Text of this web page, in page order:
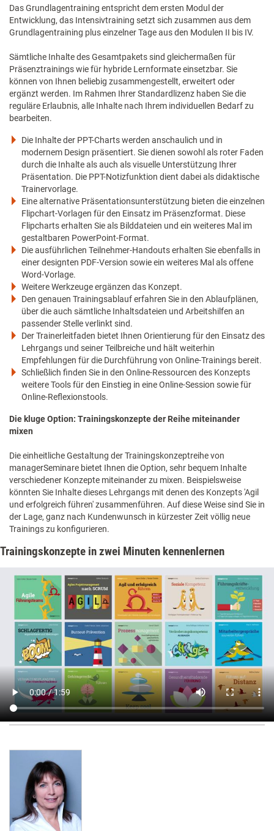
Das Grundlagentraining entspricht dem ersten Modul der
Entwicklung, das Intensivtraining setzt sich zusammen aus dem
Grundlagentraining plus einzelner Tage aus den Modulen II bis IV.
Sämtliche Inhalte des Gesamtpakets sind gleichermaßen für
Präsenztrainings wie für hybride Lernformate einsetzbar. Sie
können von Ihnen beliebig zusammengestellt, erweitert oder
ergänzt werden. Im Rahmen Ihrer Standardlizenz haben Sie die
reguläre Erlaubnis, alle Inhalte nach Ihrem individuellen Bedarf zu
bearbeiten.
Die Inhalte der PPT-Charts werden anschaulich und in
modernem Design präsentiert. Sie dienen sowohl als roter Faden
durch die Inhalte als auch als visuelle Unterstützung Ihrer
Präsentation. Die PPT-Notizfunktion dient dabei als didaktische
Trainervorlage.
Eine alternative Präsentationsunterstützung bieten die einzelnen
Flipchart-Vorlagen für den Einsatz im Präsenzformat. Diese
Flipcharts erhalten Sie als Bilddateien und ein weiteres Mal im
gestaltbaren PowerPoint-Format.
Die ausführlichen Teilnehmer-Handouts erhalten Sie ebenfalls in
einer designten PDF-Version sowie ein weiteres Mal als offene
Word-Vorlage.
Weitere Werkzeuge ergänzen das Konzept.
Den genauen Trainingsablauf erfahren Sie in den Ablaufplänen,
über die auch sämtliche Inhaltsdateien und Arbeitshilfen an
passender Stelle verlinkt sind.
Der Trainerleitfaden bietet Ihnen Orientierung für den Einsatz des
Lehrgangs und seiner Teilbreiche und hält weiterhin
Empfehlungen für die Durchführung von Online-Trainings bereit.
Schließlich finden Sie in den Online-Ressourcen des Konzepts
weitere Tools für den Einstieg in eine Online-Session sowie für
Online-Reflexionstools.
Die kluge Option: Trainingskonzepte der Reihe miteinander
mixen
Die einheitliche Gestaltung der Trainingskonzeptreihe von
managerSeminare bietet Ihnen die Option, sehr bequem Inhalte
verschiedener Konzepte miteinander zu mixen. Beispielsweise
könnten Sie Inhalte dieses Lehrgangs mit denen des Konzepts 'Agil
und erfolgreich führen' zusammenführen. Auf diese Weise sind Sie in
der Lage, ganz nach Kundenwunsch in kürzester Zeit völlig neue
Trainings zu konfigurieren.
Trainingskonzepte in zwei Minuten kennenlernen